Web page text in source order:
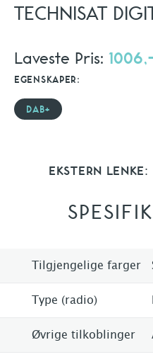
TECHNISAT
Laveste Pris:
EGENSKAPER:
DAB+
EKSTERN LENKE:
Tilgjengelige farger
Type (radio)
Øvrige tilkoblinger